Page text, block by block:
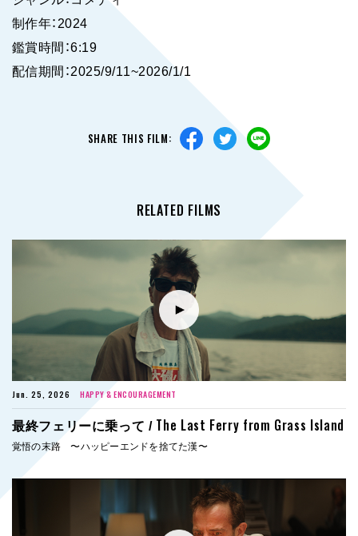
制作年：2024
鑑賞時間：6:19
配信期間：2025/9/11~2026/1/1
SHARE THIS FILM:
RELATED FILMS
Jun. 25, 2026 HAPPY & ENCOURAGEMENT
最終フェリーに乗って / The Last Ferry from Grass Island
覚悟の末路 〜ハッピーエンドを捨てた漢〜